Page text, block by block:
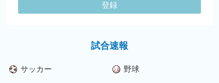
登録
試合速報
サッカー 野球